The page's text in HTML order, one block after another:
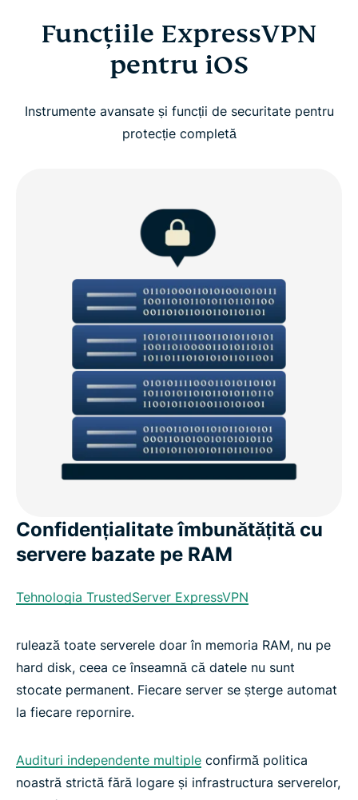
Funcțiile ExpressVPN
pentru iOS
Instrumente avansate și funcții de securitate pentru
protecție completă
Confidențialitate îmbunătățită cu
servere bazate pe RAM
Tehnologia TrustedServer ExpressVPN
rulează toate serverele doar în memoria RAM, nu pe
hard disk, ceea ce înseamnă că datele nu sunt
stocate permanent. Fiecare server se șterge automat
la fiecare repornire.
Audituri independente multiple confirmă politica
noastră strictă fără logare și infrastructura serverelor,